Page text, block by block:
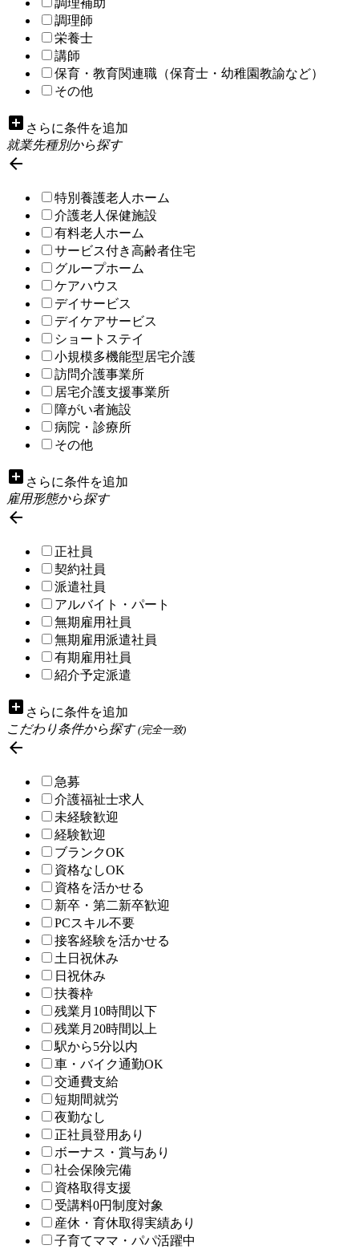
調理師
栄養士
講師
保育・教育関連職（保育士・幼稚園教諭など）
その他
add_box さらに条件を追加
就業先種別から探す

特別養護老人ホーム
介護老人保健施設
有料老人ホーム
サービス付き高齢者住宅
グループホーム
ケアハウス
デイサービス
デイケアサービス
ショートステイ
小規模多機能型居宅介護
訪問介護事業所
居宅介護支援事業所
障がい者施設
病院・診療所
その他
add_box さらに条件を追加
雇用形態から探す

正社員
契約社員
派遣社員
アルバイト・パート
無期雇用社員
無期雇用派遣社員
有期雇用社員
紹介予定派遣
add_box さらに条件を追加
こだわり条件から探す(完全一致)

急募
介護福祉士求人
未経験歓迎
経験歓迎
ブランクOK
資格なしOK
資格を活かせる
新卒・第二新卒歓迎
PCスキル不要
接客経験を活かせる
土日祝休み
日祝休み
扶養枠
残業月10時間以下
残業月20時間以上
駅から5分以内
車・バイク通勤OK
交通費支給
短期間就労
夜勤なし
正社員登用あり
ボーナス・賞与あり
社会保険完備
資格取得支援
受講料0円制度対象
産休・育休取得実績あり
子育てママ・パパ活躍中